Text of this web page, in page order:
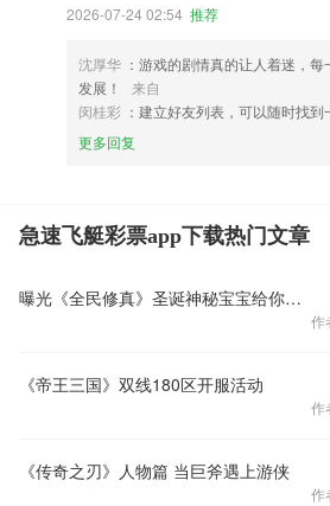
2026-07-24 02:54 推荐
沈厚华 ：游戏的剧情真的让人着迷，
发展！
来自
闵桂彩 ：建立好友列表，可以随时找到
更多回复
急速飞艇彩票app下载热门文章
曝光《全民修真》圣诞神秘宝宝给你好看
作
《帝王三国》双线180区开服活动
作
《传奇之刃》人物篇 当巨斧遇上游侠
作